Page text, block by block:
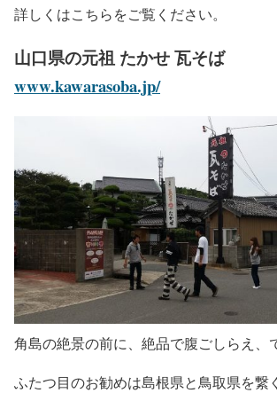
詳しくはこちらをご覧ください。
山口県の元祖 たかせ 瓦そば
www.kawarasoba.jp/
角島の絶景の前に、絶品で腹ごしらえ、
ふたつ目のお勧めは島根県と鳥取県を繋